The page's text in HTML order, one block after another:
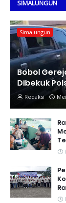
SIMALUNGUN
Simalungun
Bobol
Dibekuk
Redaksi